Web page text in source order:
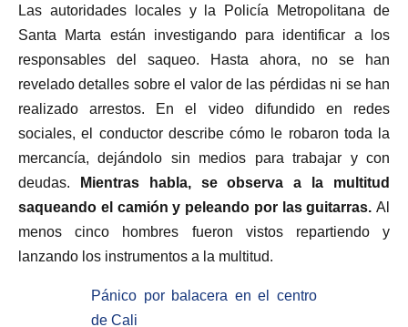
Las autoridades locales y la Policía Metropolitana de
Santa Marta están investigando para identificar a los
responsables del saqueo. Hasta ahora, no se han
revelado detalles sobre el valor de las pérdidas ni se han
realizado arrestos. En el video difundido en redes
sociales, el conductor describe cómo le robaron toda la
mercancía, dejándolo sin medios para trabajar y con
deudas.
Mientras habla, se observa a la multitud
saqueando el camión y peleando por las guitarras. Al
menos cinco hombres fueron vistos repartiendo y
lanzando los instrumentos a la multitud.
Pánico por balacera en el centro
de Cali